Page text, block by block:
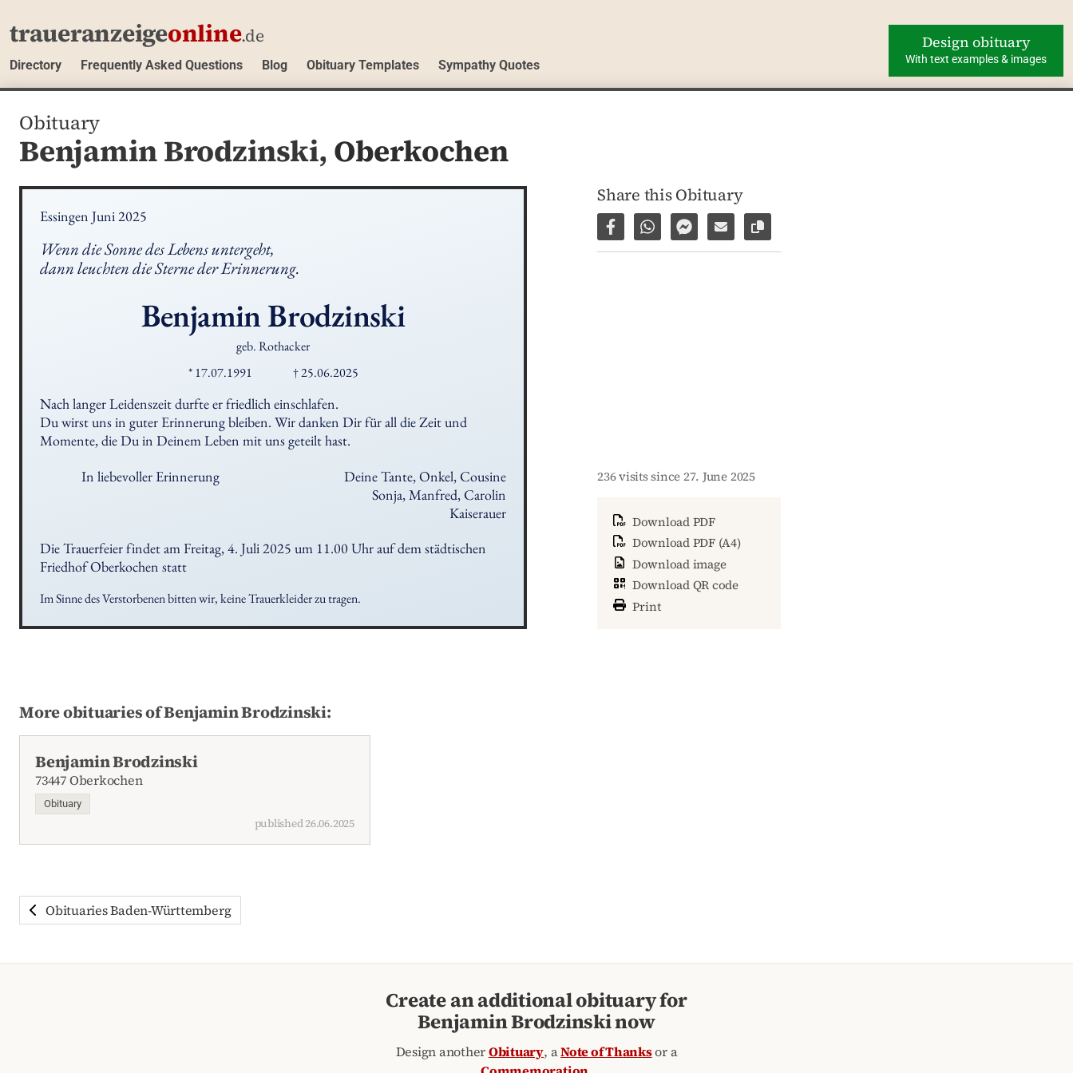
traueranzeigeonline.de
Directory Frequently Asked Questions Blog Obituary Templates Sympathy Quotes
Design obituary
With text examples & images
Obituary
Benjamin Brodzinski, Oberkochen
Essingen Juni 2025
Wenn die Sonne des Lebens untergeht,
dann leuchten die Sterne der Erinnerung.
BenjaminBrodzinski
geb. Rothacker
* 17.07.1991
† 25.06.2025
Nach langer Leidenszeit durfte er friedlich einschlafen.
Du wirst uns in guter Erinnerung bleiben. Wir danken Dir für all die Zeit und
Momente, die Du in Deinem Leben mit uns geteilt hast.
In liebevoller Erinnerung
Deine Tante, Onkel, Cousine
Sonja, Manfred, Carolin
Kaiserauer
Die Trauerfeier findet am Freitag, 4. Juli 2025 um 11.00 Uhr auf dem städtischen
Friedhof Oberkochen statt
Im Sinne des Verstorbenen bitten wir, keine Trauerkleider zu tragen.
Share this Obituary
Share on Facebook
Share via WhatsApp
Share via Facebook Messenger
Share via E-Mail
Copy link to page
236 visits since 27. June 2025
Download PDF
Download PDF (A4)
Download image
Download QR code
Print
More obituaries of Benjamin Brodzinski:
Benjamin Brodzinski
73447 Oberkochen
Obituary
published 26.06.2025
Obituaries Baden-Württemberg
Create an additional obituary for
Benjamin Brodzinski now
Design anotherObituary, aNote of Thanksor a